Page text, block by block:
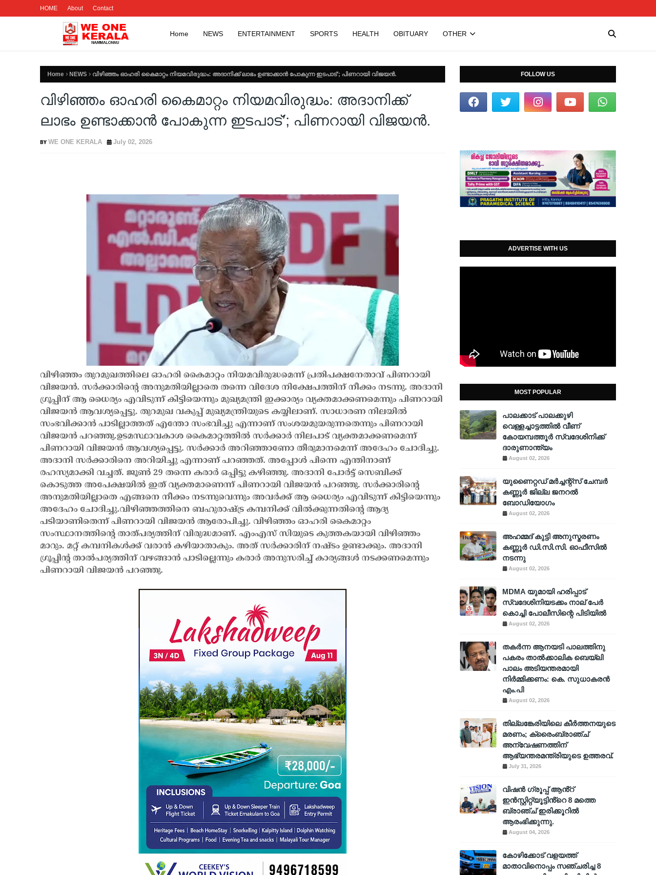
HOME About Contact
Home NEWS ENTERTAINMENT SPORTS HEALTH OBITUARY OTHER
Home NEWS വിഴിഞ്ഞം ഓഹരി കൈമാറ്റം നിയമവിരുദ്ധം: അദാനിക്ക് ലാഭം ഉണ്ടാക്കാൻ പോകുന്ന ഇടപാട്’; പിണറായി വിജയൻ.
വിഴിഞ്ഞം ഓഹരി കൈമാറ്റം നിയമവിരുദ്ധം: അദാനിക്ക്
ലാഭം ഉണ്ടാക്കാൻ പോകുന്ന ഇടപാട്’; പിണറായി വിജയൻ.
WE ONE KERALA July 02, 2026
വിഴിഞ്ഞം തുറമുഖത്തിലെ ഓഹരി കൈമാറ്റം നിയമവിരുദ്ധമെന്ന് പ്രതിപക്ഷനേതാവ് പിണറായി
വിജയൻ. സർക്കാരിന്റെ അനുമതിയില്ലാതെ തന്നെ വിദേശ നിക്ഷേപത്തിന് നീക്കം നടന്നു. അദാനി
ഗ്രൂപ്പിന് ആ ധൈര്യം എവിടുന്ന് കിട്ടിയെന്നും മുഖ്യമന്ത്രി ഇക്കാര്യം വ്യക്തമാക്കണമെന്നും പിണറായി
വിജയൻ ആവശ്യപ്പെട്ടു. തുറമുഖ വകുപ്പ് മുഖ്യമന്ത്രിയുടെ കയ്യിലാണ്. സാധാരണ നിലയിൽ
സംഭവിക്കാൻ പാടില്ലാത്തത് എന്തോ സംഭവിച്ചു എന്നാണ് സംശയമുയരുന്നതെന്നും പിണറായി
വിജയൻ പറഞ്ഞു.ഉടമസ്ഥാവകാശ കൈമാറ്റത്തിൽ സർക്കാർ നിലപാട് വ്യക്തമാക്കണമെന്ന്
പിണറായി വിജയൻ ആവശ്യപ്പെട്ടു. സർക്കാർ അറിഞ്ഞാണോ തീരുമാനമെന്ന് അദേഹം ചോദിച്ചു.
അദാനി സർക്കാരിനെ അറിയിച്ചു എന്നാണ് പറഞ്ഞത്. അപ്പോൾ പിന്നെ എന്തിനാണ്
രഹസ്യമാക്കി വച്ചത്. ജൂൺ 29 തന്നെ കരാർ ഒപ്പിട്ടു കഴിഞ്ഞു. അദാനി പോർട്ട് സെബിക്ക്
കൊടുത്ത അപേക്ഷയിൽ ഇത് വ്യക്തമാണെന്ന് പിണറായി വിജയൻ പറഞ്ഞു. സർക്കാരിന്റെ
അനുമതിയില്ലാതെ എങ്ങനെ നീക്കം നടന്നുവെന്നും അവർക്ക് ആ ധൈര്യം എവിടുന്ന് കിട്ടിയെന്നും
അദേഹം ചോദിച്ചു.വിഴിഞ്ഞത്തിനെ ബഹുരാഷ്ട്ര കമ്പനിക്ക് വിൽക്കുന്നതിൻ്റെ ആദ്യ
പടിയാണിതെന്ന് പിണറായി വിജയൻ ആരോപിച്ചു. വിഴിഞ്ഞം ഓഹരി കൈമാറ്റം
സംസ്ഥാനത്തിന്റെ താത്പര്യത്തിന് വിരുദ്ധമാണ്. എംഎസ് സിയുടെ കുത്തകയായി വിഴിഞ്ഞം
മാറും.‌ മറ്റ് കമ്പനികൾക്ക് വരാൻ കഴിയാതാകും. അത് സർക്കാരിന് നഷ്‌ടം ഉണ്ടാക്കും. അദാനി
ഗ്രൂപ്പിൻ്റ താൽപര്യത്തിന് വഴങ്ങാൻ പാടില്ലെന്നും കരാർ അനുസരിച്ച് കാര്യങ്ങൾ നടക്കണമെന്നും
പിണറായി വിജയൻ പറഞ്ഞു.
FOLLOW US
ADVERTISE WITH US
MOST POPULAR
പാലക്കാട് പാലക്കുഴി
വെള്ളച്ചാട്ടത്തില്‍ വീണ്
കോയമ്പത്തൂര്‍ സ്വദേശിനിക്ക്
ദാരുണാന്ത്യം
August 02, 2026
യുണൈറ്റഡ് മർച്ചന്റ്സ് ചേമ്പർ
കണ്ണൂർ ജില്ല ജനറൽ
ബോഡിയോഗം
August 02, 2026
അഹമ്മദ് കുട്ടി അനുസ്മരണം
കണ്ണൂർ ഡി.സി.സി. ഓഫീസിൽ
നടന്നു
August 02, 2026
MDMA യുമായി ഹരിപ്പാട്
സ്വദേശിനിയടക്കം നാല് പേർ
കൊച്ചി പോലീസിന്റെ പിടിയിൽ
August 02, 2026
തകർന്ന ആനയടി പാലത്തിനു
പകരം താൽക്കാലിക ബെയ്‌ലി
പാലം അടിയന്തരമായി
നിർമ്മിക്കണം: കെ. സുധാകരൻ
എം.പി
August 02, 2026
തില്ലങ്കേരിയിലെ കീർത്തനയുടെ
മരണം; ക്രൈംബ്രാഞ്ച്
അന്വേഷണത്തിന്
ആഭ്യന്തരമന്ത്രിയുടെ ഉത്തരവ്.
July 31, 2026
വിഷൻ ഗ്രൂപ്പ് ആൻ്റ്
ഇൻസ്റ്റിറ്റ്യൂട്ടിൻ്റെ 8 മത്തെ
ബ്രാഞ്ച് ഇരിക്കൂറിൽ
ആരംഭിക്കുന്നു.
August 04, 2026
കോഴിക്കോട് വളയത്ത്
മാതാവിനൊപ്പം സഞ്ചരിച്ച 8